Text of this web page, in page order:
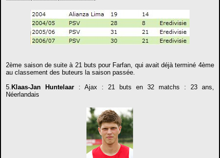
2ème saison de suite à 21 buts pour Farfan, qui avait déjà terminé 4ème
au classement des buteurs la saison passée.
5.Klaas-Jan Huntelaar : Ajax : 21 buts en 32 matchs : 23 ans,
Néerlandais